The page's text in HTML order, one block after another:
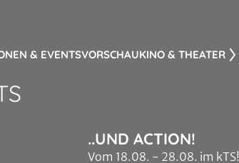
& EVENTSVORSCHAUKINO & THEATER
..UND ACTION!
Vom 18.08. - 28.08. im kTS!